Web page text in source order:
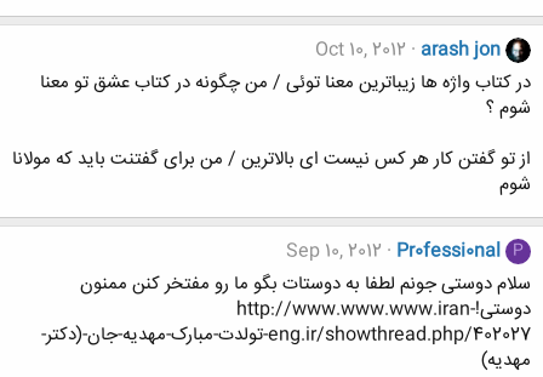
arash jon
Oct 10, 2012
در کتاب واژه ها زیباترین معنا توئی / من چگونه در کتاب عشق تو معنا
شوم ؟
از تو گفتن کار هر کس نیست ای بالاترین / من برای گفتنت باید که مولانا
شوم
P
Pr0fessi0nal
Sep 10, 2012
سلام دوستی جونم لطفا به دوستات بگو ما رو مفتخر کنن ممنون
دوستی!http://www.www.www.iran-
eng.ir/showthread.php/402027-تولدت-مبارک-مهدیه-جان-(دکتر-
مهدیه)